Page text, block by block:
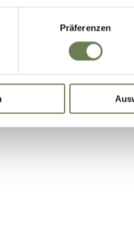
begrenzt auch die
1 lit. a) DSGVO), sofern für
vorliegt. In den USA ist es
dabei weder wirksame
Präferenzen